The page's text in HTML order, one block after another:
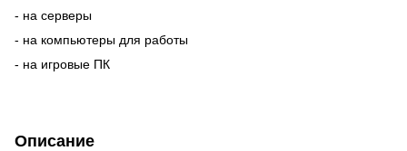
- на серверы
- на компьютеры для работы
- на игровые ПК
Описание